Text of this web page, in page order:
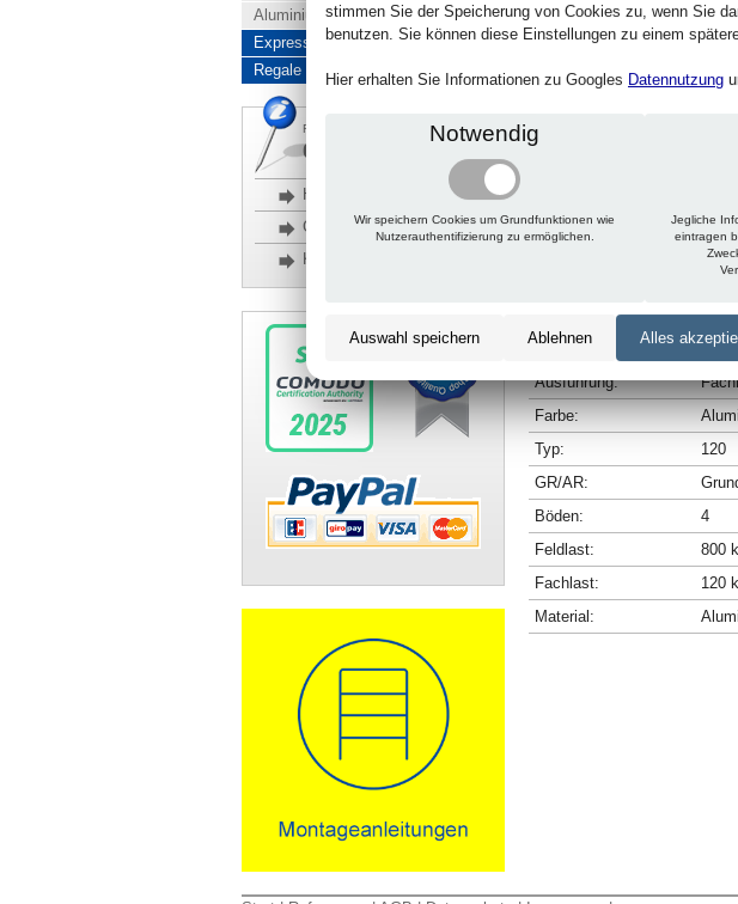
Aluminiumregal Kombinationen
Express-Produkte
Regale Reduziert
Rückfragen, Hilfe, Bestellen?
06201 690095-0
Häufige Fragen
Glossar
Kontakt
Technische Daten
600
Länge:
1225
Ausführung:
Farbe:
Typ:
120
GR/AR:
Böden:
4
Feldlast:
800
Fachlast:
120
Material:
stimmen Sie der Speicherung von Cookies zu, wenn Sie
benutzen. Sie können diese Einstellungen zu einem
Hier erhalten Sie Informationen zu Googles Datennutzung
Notwendig
Wir speichern Cookies um Grundfunktionen wie
Nutzerauthentifizierung zu ermöglichen.
Jegliche
eintragen
Auswahl speichern Ablehnen Alles